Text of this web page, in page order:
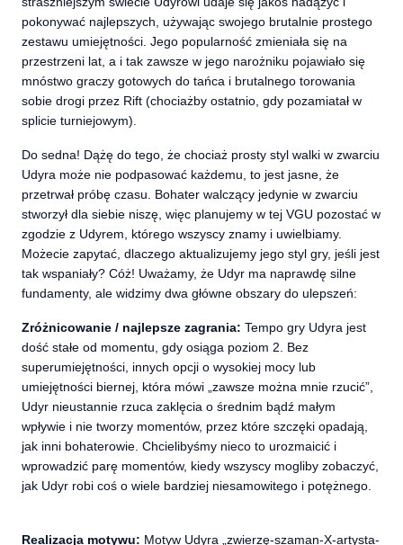
pokonywać najlepszych, używając swojego brutalnie prostego
zestawu umiejętności. Jego popularność zmieniała się na
przestrzeni lat, a i tak zawsze w jego narożniku pojawiało się
mnóstwo graczy gotowych do tańca i brutalnego torowania
sobie drogi przez Rift (chociażby ostatnio, gdy pozamiatał w
splicie turniejowym).
Do sedna! Dążę do tego, że chociaż prosty styl walki w zwarciu
Udyra może nie podpasować każdemu, to jest jasne, że
przetrwał próbę czasu. Bohater walczący jedynie w zwarciu
stworzył dla siebie niszę, więc planujemy w tej VGU pozostać w
zgodzie z Udyrem, którego wszyscy znamy i uwielbiamy.
Możecie zapytać, dlaczego aktualizujemy jego styl gry, jeśli jest
tak wspaniały? Cóż! Uważamy, że Udyr ma naprawdę silne
fundamenty, ale widzimy dwa główne obszary do ulepszeń:
Zróżnicowanie / najlepsze zagrania: Tempo gry Udyra jest
dość stałe od momentu, gdy osiąga poziom 2. Bez
superumiejętności, innych opcji o wysokiej mocy lub
umiejętności biernej, która mówi „zawsze można mnie rzucić”,
Udyr nieustannie rzuca zaklęcia o średnim bądź małym
wpływie i nie tworzy momentów, przez które szczęki opadają,
jak inni bohaterowie. Chcielibyśmy nieco to urozmaicić i
wprowadzić parę momentów, kiedy wszyscy mogliby zobaczyć,
jak Udyr robi coś o wiele bardziej niesamowitego i potężnego.
Realizacja motywu: Motyw Udyra „zwierzę-szaman-X-artysta-